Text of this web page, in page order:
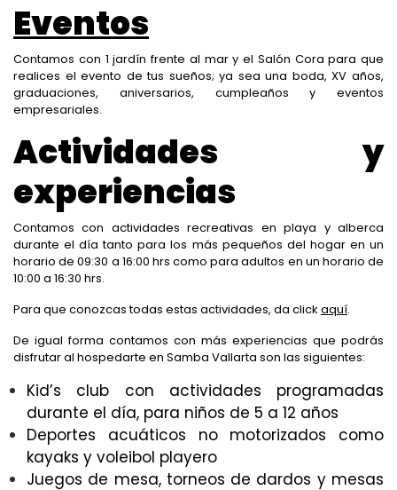
Eventos
Contamos con 1 jardín frente al mar y el Salón Cora para que
realices el evento de tus sueños; ya sea una boda, XV años,
graduaciones, aniversarios, cumpleaños y eventos
empresariales.
Actividades y
experiencias
Contamos con actividades recreativas en playa y alberca
durante el día tanto para los más pequeños del hogar en un
horario de 09:30 a 16:00 hrs como para adultos en un horario de
10:00 a 16:30 hrs.
Para que conozcas todas estas actividades, da click aquí.
De igual forma contamos con más experiencias que podrás
disfrutar al hospedarte en Samba Vallarta son las siguientes:
Kid’s club con actividades programadas
durante el día, para niños de 5 a 12 años
Deportes acuáticos no motorizados como
kayaks y voleibol playero
Juegos de mesa, torneos de dardos y mesas